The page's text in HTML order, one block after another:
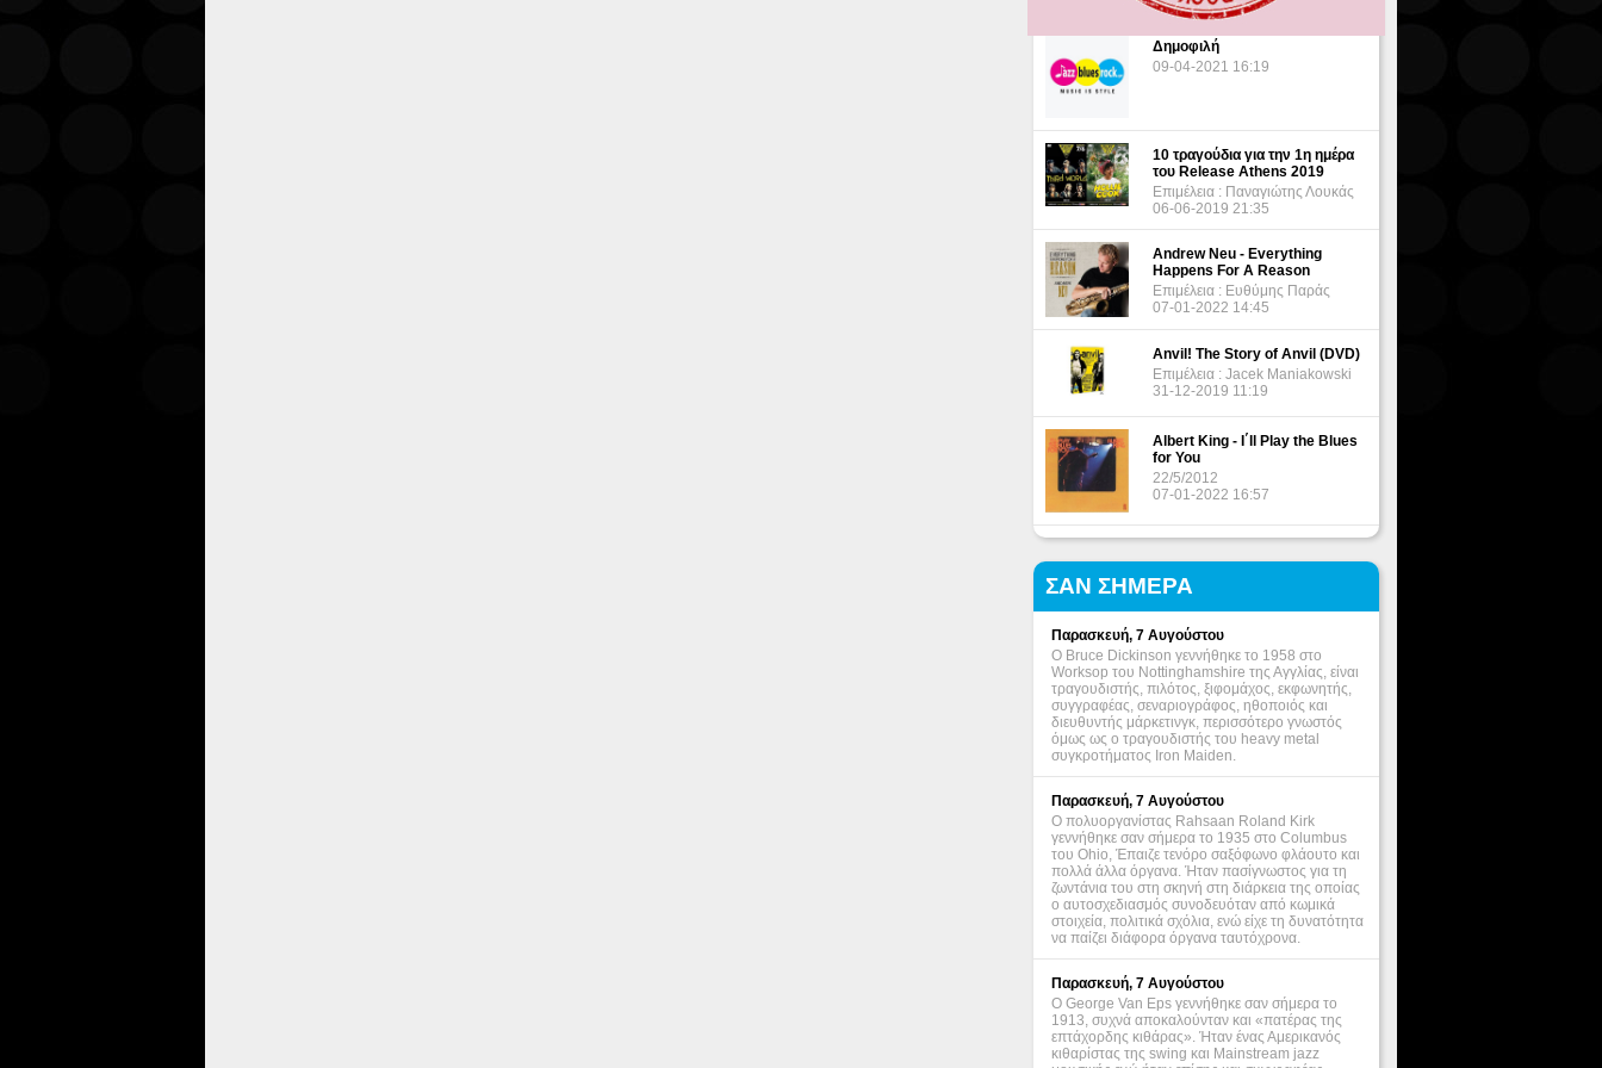
Δημοφιλή
09-04-2021 16:19
10 τραγούδια για την 1η ημέρα
του Release Athens 2019
Επιμέλεια : Παναγιώτης Λουκάς
06-06-2019 21:35
Andrew Neu - Everything
Happens For A Reason
Επιμέλεια : Ευθύμης Παράς
07-01-2022 14:45
Anvil! The Story of Anvil (DVD)
Επιμέλεια : Jacek Maniakowski
31-12-2019 11:19
Albert King - I΄ll Play the Blues
for You
22/5/2012
07-01-2022 16:57
ΣΑΝ ΣΗΜΕΡΑ
Παρασκευή, 7 Αυγούστου
Ο Bruce Dickinson γεννήθηκε το 1958 στο
Worksop του Nottinghamshire της Αγγλίας, είναι
τραγουδιστής, πιλότος, ξιφομάχος, εκφωνητής,
συγγραφέας, σεναριογράφος, ηθοποιός και
διευθυντής μάρκετινγκ, περισσότερο γνωστός
όμως ως ο τραγουδιστής του heavy metal
συγκροτήματος Iron Maiden.
Παρασκευή, 7 Αυγούστου
Ο πολυοργανίστας Rahsaan Roland Kirk
γεννήθηκε σαν σήμερα το 1935 στο Columbus
του Ohio, Έπαιζε τενόρο σαξόφωνο φλάουτο και
πολλά άλλα όργανα. Ήταν πασίγνωστος για τη
ζωντάνια του στη σκηνή στη διάρκεια της οποίας
ο αυτοσχεδιασμός συνοδευόταν από κωμικά
στοιχεία, πολιτικά σχόλια, ενώ είχε τη δυνατότητα
να παίζει διάφορα όργανα ταυτόχρονα.
Παρασκευή, 7 Αυγούστου
Ο George Van Eps γεννήθηκε σαν σήμερα το
1913, συχνά αποκαλούνταν και «πατέρας της
επτάχορδης κιθάρας». Ήταν ένας Αμερικανός
κιθαρίστας της swing και Mainstream jazz